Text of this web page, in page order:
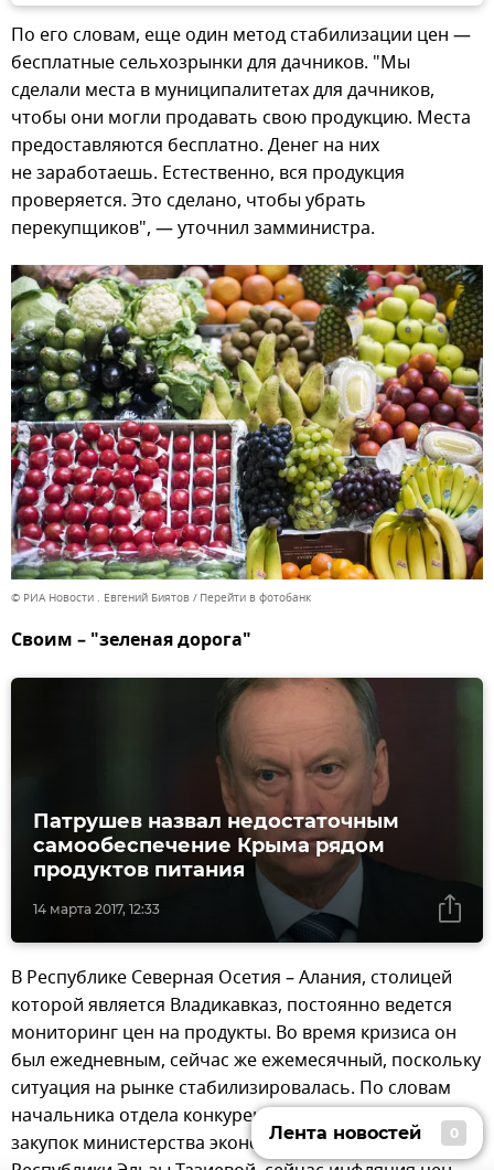
По его словам, еще один метод стабилизации цен —
бесплатные сельхозрынки для дачников. "Мы
сделали места в муниципалитетах для дачников,
чтобы они могли продавать свою продукцию. Места
предоставляются бесплатно. Денег на них
не заработаешь. Естественно, вся продукция
проверяется. Это сделано, чтобы убрать
перекупщиков", — уточнил замминистра.
© РИА Новости . Евгений Биятов Перейти в фотобанк
Своим – "зеленая дорога"
14 марта 2017, 12:33
Патрушев назвал недостаточным
самообеспечение Крыма рядом
продуктов питания
В Республике Северная Осетия – Алания, столицей
которой является Владикавказ, постоянно ведется
мониторинг цен на продукты. Во время кризиса он
был ежедневным, сейчас же ежемесячный, поскольку
ситуация на рынке стабилизировалась. По словам
начальника отдела конкуренции и государственных
закупок министерства экономического развития
Лента новостей 0
Лента новостей